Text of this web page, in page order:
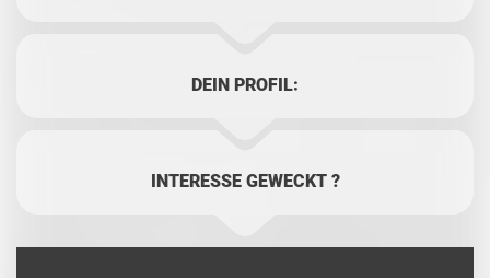
DEIN PROFIL:
INTERESSE GEWECKT ?